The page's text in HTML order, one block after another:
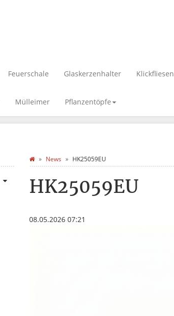
Feuerschale Glaskerzenhalter Klickfliesen
Mülleimer Pflanzentöpfe
News HK25059EU
HK25059EU
08.05.2026 07:21